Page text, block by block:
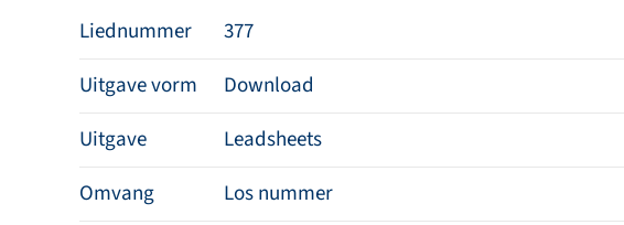
Liednummer
377
Uitgave vorm
Download
Uitgave
Leadsheets
Omvang
Los nummer